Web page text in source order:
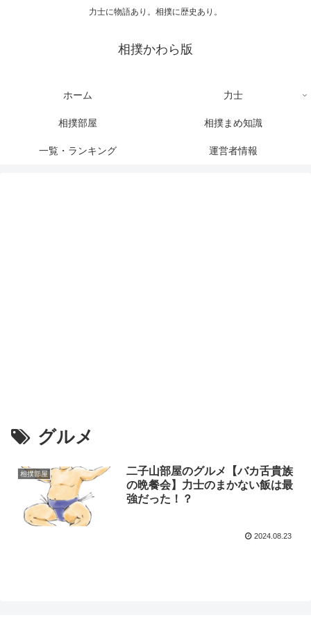
力士に物語あり。相撲に歴史あり。
相撲かわら版
ホーム 力士
相撲部屋 相撲まめ知識
一覧・ランキング 運営者情報
グルメ
相撲部屋
二子山部屋のグルメ【バカ舌貴族
の晩餐会】力士のまかない飯は最
強だった！？
2024.08.23